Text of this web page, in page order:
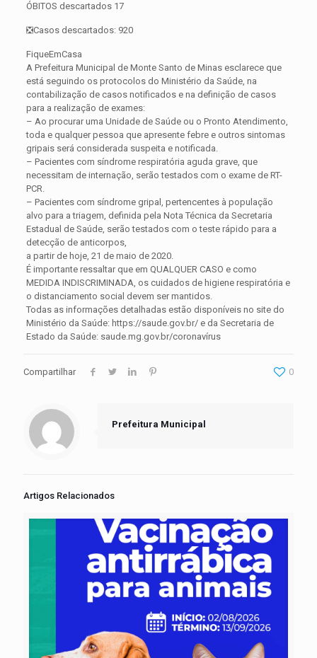
ÓBITOS descartados 17
❎Casos descartados: 920
FiqueEmCasa
A Prefeitura Municipal de Monte Santo de Minas esclarece que
está seguindo os protocolos do Ministério da Saúde, na
contabilização de casos notificados e na definição de casos
para a realização de exames:
– Ao procurar uma Unidade de Saúde ou o Pronto Atendimento,
toda e qualquer pessoa que apresente febre e outros sintomas
gripais será considerada suspeita e notificada.
– Pacientes com síndrome respiratória aguda grave, que
necessitam de internação, serão testados com o exame de RT-
PCR.
– Pacientes com síndrome gripal, pertencentes à população
alvo para a triagem, definida pela Nota Técnica da Secretaria
Estadual de Saúde, serão testados com o teste rápido para a
detecção de anticorpos,
a partir de hoje, 21 de maio de 2020.
É importante ressaltar que em QUALQUER CASO e como
MEDIDA INDISCRIMINADA, os cuidados de higiene respiratória e
o distanciamento social devem ser mantidos.
Todas as informações detalhadas estão disponíveis no site do
Ministério da Saúde: https://saude.gov.br/ e da Secretaria de
Estado da Saúde: saude.mg.gov.br/coronavírus
Compartilhar 0
Prefeitura Municipal
Artigos Relacionados